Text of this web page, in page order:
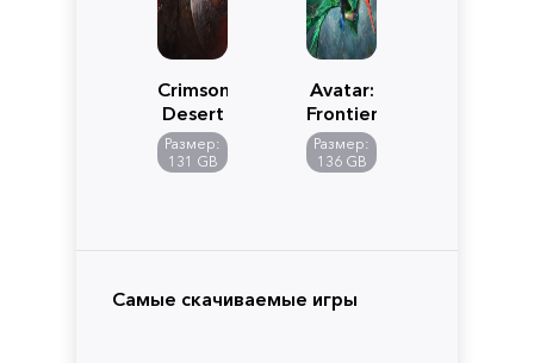
Crimson
Desert
Размер:
131 GB
Avatar:
Frontiers
of
Pandora
Размер:
136 GB
Самые скачиваемые игры